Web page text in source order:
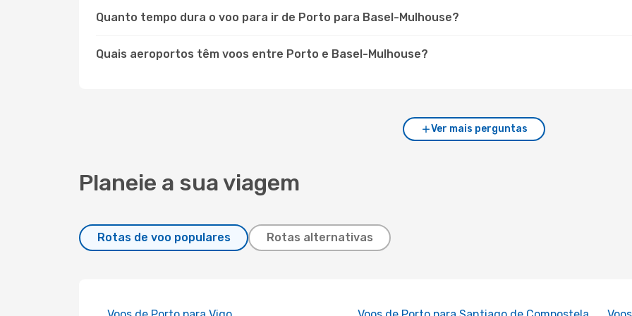
Quanto tempo dura o voo para ir de Porto para Basel-Mulhouse?
Quais aeroportos têm voos entre Porto e Basel-Mulhouse?
Ver mais perguntas
Planeie a sua viagem
Rotas de voo populares Rotas alternativas